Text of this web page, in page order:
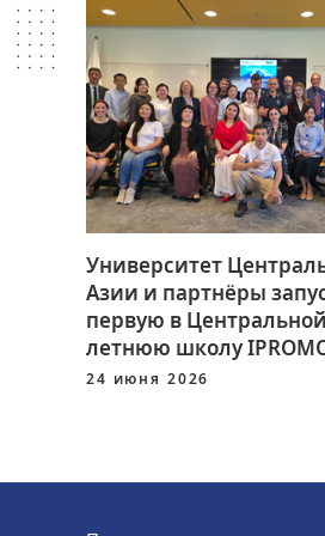
Университет
Азии и партнёры
первую в
летнюю школу
24 июня 2026